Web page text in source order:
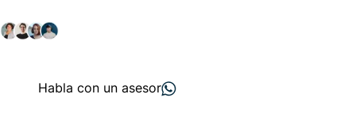
Habla con un asesor